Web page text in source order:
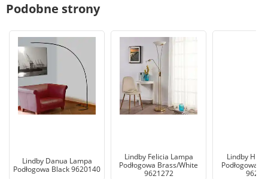
Podobne strony
Lindby Danua Lampa
Podłogowa Black 9620140
Lindby Felicia Lampa
Podłogowa Brass/White
9621272
Lindby
Podłogowa